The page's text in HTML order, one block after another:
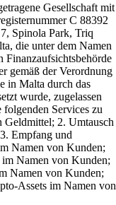
Gesellschaft mit
C 88392
Spinola Park, Triq
die unter dem Namen
Finanzaufsichtsbehörde
gemäß der Verordnung
in Malta durch das
wurde, zugelassen
Services zu
2. Umtausch
Empfang und
Namen von Kunden;
Namen von Kunden;
Namen von Kunden;
Assets im Namen von